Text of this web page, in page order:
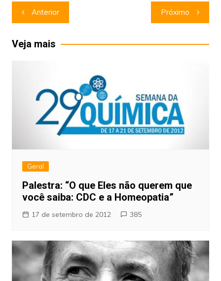
Navegação
de
Post
Anterior Próximo
Veja mais
Geral
Palestra: “O que Eles não querem que
você saiba: CDC e a Homeopatia”
17 de setembro de 2012 385